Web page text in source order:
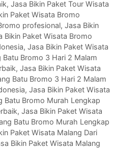
, Jasa Bikin Paket Tour Wisata
Paket Wisata Bromo
profesional, Jasa Bikin
Bikin Paket Wisata Bromo
, Jasa Bikin Paket Wisata
Bromo 3 Hari 2 Malam
, Jasa Bikin Paket Wisata
Batu Bromo 3 Hari 2 Malam
, Jasa Bikin Paket Wisata
Batu Bromo Murah Lengkap
, Jasa Bikin Paket Wisata
Batu Bromo Murah Lengkap
Paket Wisata Malang Dari
Bikin Paket Wisata Malang